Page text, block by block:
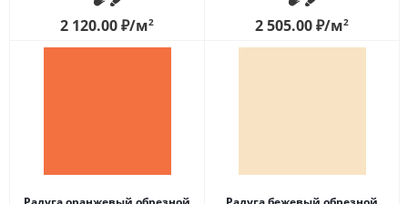
2 120.00₽/м2 2 505.00₽/м2